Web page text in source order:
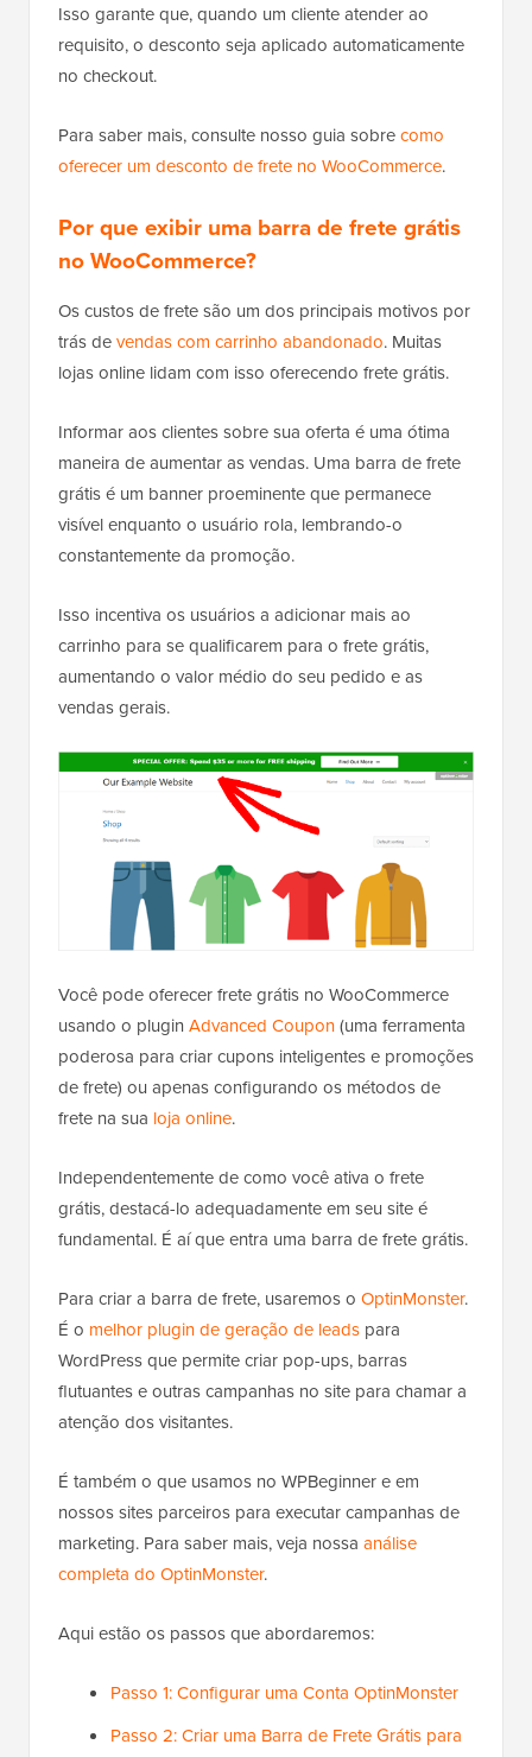
Isso garante que, quando um cliente atender ao
requisito, o desconto seja aplicado automaticamente
no checkout.
Para saber mais, consulte nosso guia sobrecomo
oferecer um desconto de frete no WooCommerce.
Por que exibir uma barra de frete grátis
no WooCommerce?
Os custos de frete são um dos principais motivos por
trás devendas com carrinho abandonado. Muitas
lojas online lidam com isso oferecendo frete grátis.
Informar aos clientes sobre sua oferta é uma ótima
maneira de aumentar as vendas. Uma barra de frete
grátis é um banner proeminente que permanece
visível enquanto o usuário rola, lembrando-o
constantemente da promoção.
Isso incentiva os usuários a adicionar mais ao
carrinho para se qualificarem para o frete grátis,
aumentando o valor médio do seu pedido e as
vendas gerais.
Você pode oferecer frete grátis no WooCommerce
usando o plugin Advanced Coupon(uma ferramenta
poderosa para criar cupons inteligentes e promoções
de frete) ou apenas configurando os métodos de
frete na sua loja online.
Independentemente de como você ativa o frete
grátis, destacá-lo adequadamente em seu site é
fundamental. É aí que entra uma barra de frete grátis.
Para criar a barra de frete, usaremos o OptinMonster.
É o melhor plugin de geração de leads para
WordPress que permite criar pop-ups, barras
flutuantes e outras campanhas no site para chamar a
atenção dos visitantes.
É também o que usamos no WPBeginner e em
nossos sites parceiros para executar campanhas de
marketing. Para saber mais, veja nossa análise
completa do OptinMonster.
Aqui estão os passos que abordaremos:
Passo 1: Configurar uma Conta OptinMonster
Passo 2: Criar uma Barra de Frete Grátis para